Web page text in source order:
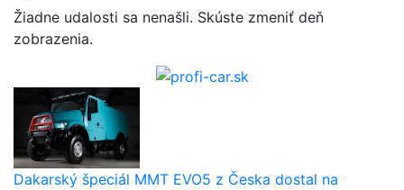
Žiadne udalosti sa nenašli. Skúste zmeniť deň
zobrazenia.
Dakarský špeciál MMT EVO5 z Česka dostal na